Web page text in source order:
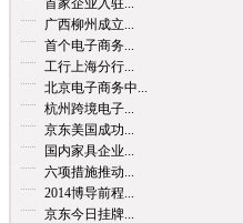
首家企业入驻...
广西柳州成立...
首个电子商务...
工行上海分行...
北京电子商务中...
杭州跨境电子...
京东美国成功...
国内家具企业...
六项措施推动...
2014博导前程...
京东今日挂牌...